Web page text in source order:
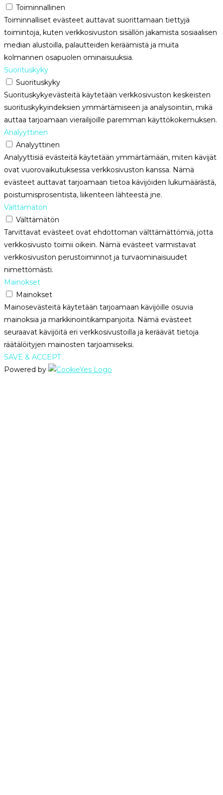
Toiminnallinen
Toiminnalliset evästeet auttavat suorittamaan tiettyjä
toimintoja, kuten verkkosivuston sisällön jakamista sosiaalisen
median alustoilla, palautteiden keräämistä ja muita
kolmannen osapuolen ominaisuuksia.
Suorituskyky
Suorituskyky
Suorituskykyevästeitä käytetään verkkosivuston keskeisten
suorituskykyindeksien ymmärtämiseen ja analysointiin, mikä
auttaa tarjoamaan vierailijoille paremman käyttökokemuksen.
Analyyttinen
Analyyttinen
Analyyttisiä evästeitä käytetään ymmärtämään, miten kävijät
ovat vuorovaikutuksessa verkkosivuston kanssa. Nämä
evästeet auttavat tarjoamaan tietoa kävijöiden lukumäärästä,
poistumisprosentista, liikenteen lähteestä jne.
Välttämätön
Välttämätön
Tarvittavat evästeet ovat ehdottoman välttämättömiä, jotta
verkkosivusto toimii oikein. Nämä evästeet varmistavat
verkkosivuston perustoiminnot ja turvaominaisuudet
nimettömästi.
Mainokset
Mainokset
Mainosevästeitä käytetään tarjoamaan kävijöille osuvia
mainoksia ja markkinointikampanjoita. Nämä evästeet
seuraavat kävijöitä eri verkkosivustoilla ja keräävät tietoja
räätälöityjen mainosten tarjoamiseksi.
SAVE & ACCEPT
Powered by